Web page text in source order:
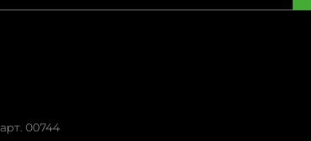
арт. 00744